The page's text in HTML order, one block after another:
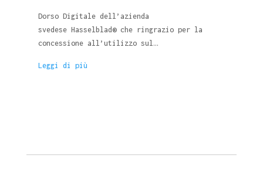
Dorso Digitale dell’azienda
svedese Hasselblad® che ringrazio per la
concessione all’utilizzo sul…
Leggi di più